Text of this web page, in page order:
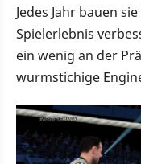
Jedes Jahr bauen
Spielerlebnis
ein wenig an der
wurmstichige